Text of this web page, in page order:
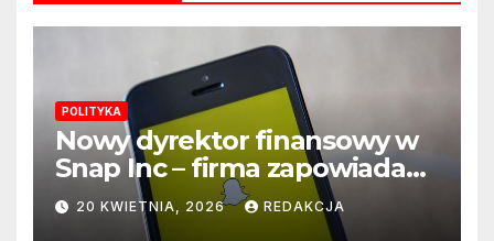
POLITYKA
Nowy dyrektor finansowy w
Snap Inc – firma zapowiada
zmianę na kluczowym
stanowisku
20 KWIETNIA, 2026 REDAKCJA